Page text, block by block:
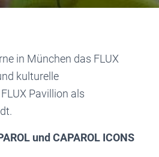
in München das FLUX
kulturelle
Pavillion als
und CAPAROL ICONS